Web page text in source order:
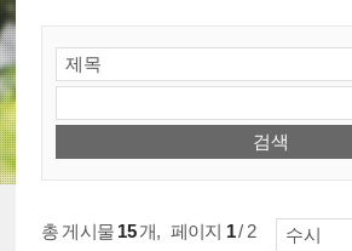
총 게시물 15개, 페이지 1/ 2